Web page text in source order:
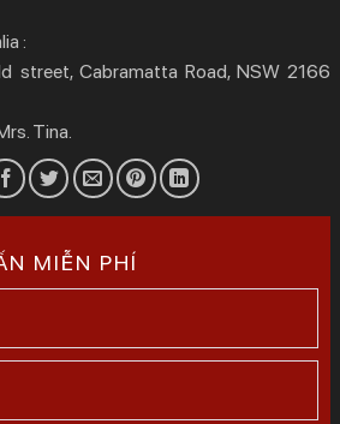
:
street, Cabramatta Road, NSW 2166
Tina.
MIỄN PHÍ